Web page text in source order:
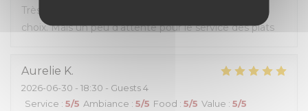
Très bon repas, beau cadre, carte avec pas mal de
choix. Mais un peu d’attente pour le service des plats
Aurelie K
2026-06-30 - 18:30 - Guests 4
Service : 5/5 Ambiance : 5/5 Food : 5/5 Value : 5/5